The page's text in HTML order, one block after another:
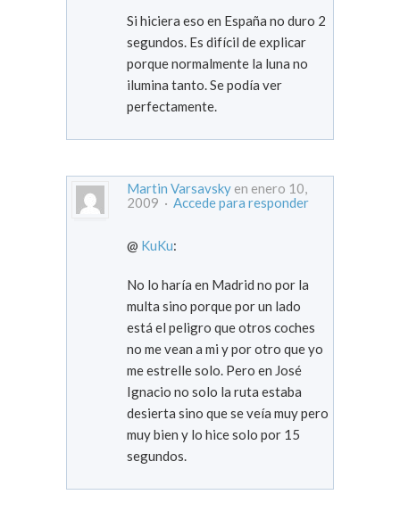
Si hiciera eso en España no duro 2
segundos. Es difícil de explicar
porque normalmente la luna no
ilumina tanto. Se podía ver
perfectamente.
Martin Varsavsky en enero 10,
2009 · Accede para responder
@ KuKu:
No lo haría en Madrid no por la
multa sino porque por un lado
está el peligro que otros coches
no me vean a mi y por otro que yo
me estrelle solo. Pero en José
Ignacio no solo la ruta estaba
desierta sino que se veía muy pero
muy bien y lo hice solo por 15
segundos.